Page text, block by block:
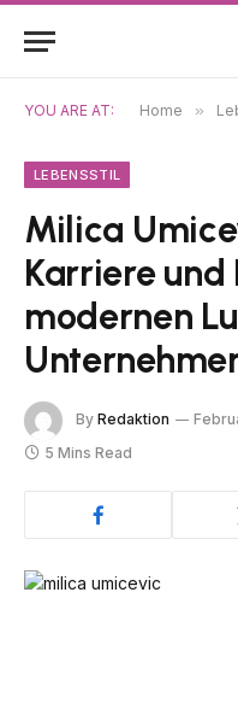
YOU ARE AT: Home »
LEBENSSTIL
Milica
Karriere und
modernen
By Redaktion
5 Mins Read